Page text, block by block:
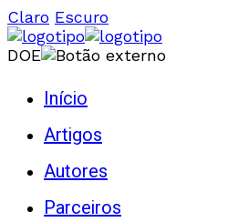
Claro Escuro
DOE
Início
Artigos
Autores
Parceiros